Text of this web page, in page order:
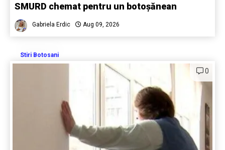
SMURD chemat pentru un botoșănean
Gabriela Erdic Aug 09, 2026
Stiri Botosani
0